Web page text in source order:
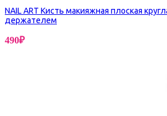
NAIL ART Кисть макияжная плоская
держателем
490₽